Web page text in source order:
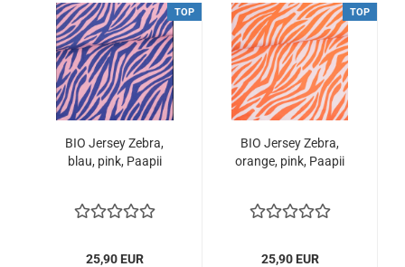
TOP
BIO Jersey Zebra,
blau, pink, Paapii
25,90 EUR
TOP
BIO Jersey Zebra,
orange, pink, Paapii
25,90 EUR